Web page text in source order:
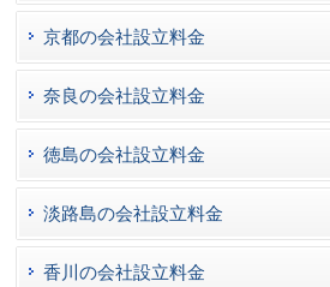
京都の会社設立料金
奈良の会社設立料金
徳島の会社設立料金
淡路島の会社設立料金
香川の会社設立料金